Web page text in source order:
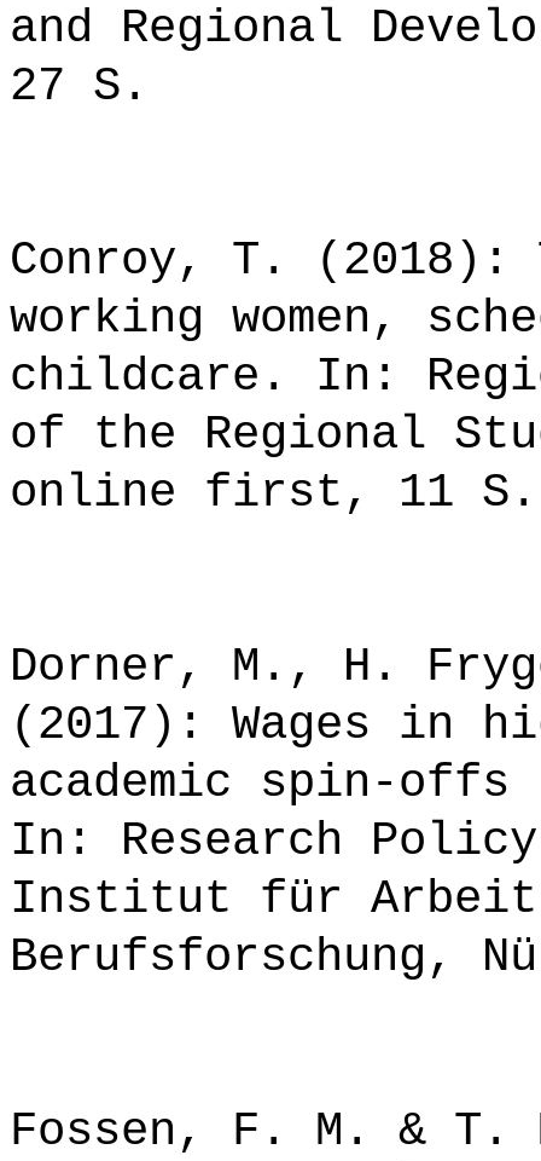
and Regional
27 S.
Conroy, T.
working women,
childcare. In:
of the Regional
online first, 11 S.
Dorner, M., H.
(2017): Wages in
academic spin-offs
In: Research
Institut für
Berufsforschung,
Fossen, F. M. &